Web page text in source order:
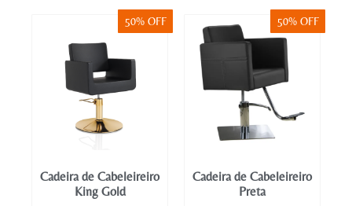
50% OFF
Cadeira de Cabeleireiro
King Gold
50% OFF
Cadeira de Cabeleireiro
Preta